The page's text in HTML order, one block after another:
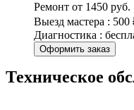
Ремонт от 1450 руб.
Выезд мастера : 500
Диагностика :
Оформить заказ
Техническое